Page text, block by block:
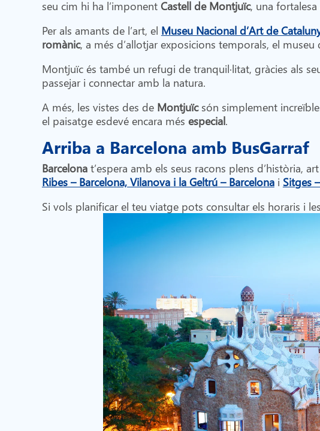
seu cim hi ha l’imponent Castell de Montjuïc, una
Per als amants de l’art, el Museu Nacional d’Art de
romànic, a més d’allotjar exposicions temporals, el museu
Montjuïc és també un refugi de tranquil·litat, gràcies als
passejar i connectar amb la natura.
A més, les vistes des de Montjuïc són simplement
el paisatge esdevé encara més especial.
Arriba a Barcelona amb BusGarraf
Barcelona t’espera amb els seus racons plens d’història,
Ribes – Barcelona, Vilanova i la Geltrú – Barcelonai Sitges
Si vols planificar el teu viatge pots consultar els horaris i